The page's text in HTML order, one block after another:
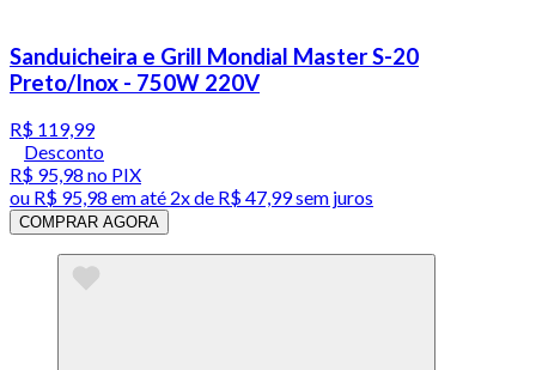
Sanduicheira e Grill Mondial Master S-20
Preto/Inox - 750W 220V
R$ 119,99
Desconto
R$ 95,98 no PIX
ou R$ 95,98 em até 2x de R$ 47,99 sem juros
COMPRAR AGORA